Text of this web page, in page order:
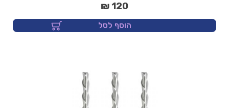
120 ₪
הוסף לסל